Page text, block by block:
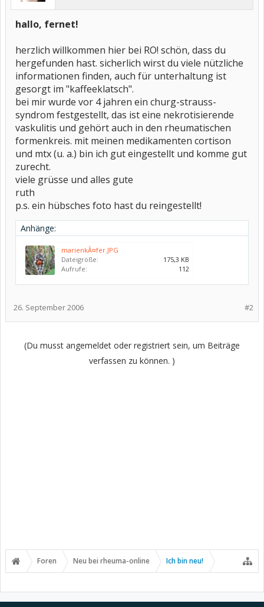
hallo, fernet!
herzlich willkommen hier bei RO! schön, dass du
hergefunden hast. sicherlich wirst du viele nützliche
informationen finden, auch für unterhaltung ist
gesorgt im "kaffeeklatsch".
bei mir wurde vor 4 jahren ein churg-strauss-
syndrom festgestellt, das ist eine nekrotisierende
vaskulitis und gehört auch in den rheumatischen
formenkreis. mit meinen medikamenten cortison
und mtx (u. a.) bin ich gut eingestellt und komme gut
zurecht.
viele grüsse und alles gute
ruth
p.s. ein hübsches foto hast du reingestellt!
Anhänge:
marienkÃ¤fer.JPG
Dateigröße:
175,3 KB
Aufrufe:
112
#2
26. September 2006
(Du musst angemeldet oder registriert sein, um Beiträge
verfassen zu können. )
Foren Neu bei rheuma-online Ich bin neu!